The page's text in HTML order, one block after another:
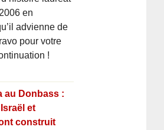
en
advienne de
pour votre
!
au Donbass :
et
ont construit